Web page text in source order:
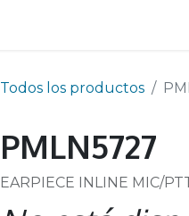
Todos los productos
PMLN5727
EARPIECE INLINE MIC/